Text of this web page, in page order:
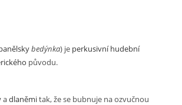
bedýnka) je perkusivníhudební
původu.
adlaněmitak, že se bubnuje na ozvučnou